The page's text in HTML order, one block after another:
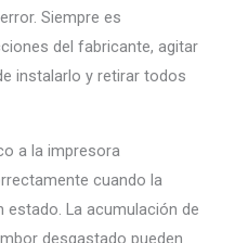
Siempre es
del fabricante, agitar
instalarlo y retirar todos
a la impresora
cuando la
estado. La acumulación de
desgastado pueden